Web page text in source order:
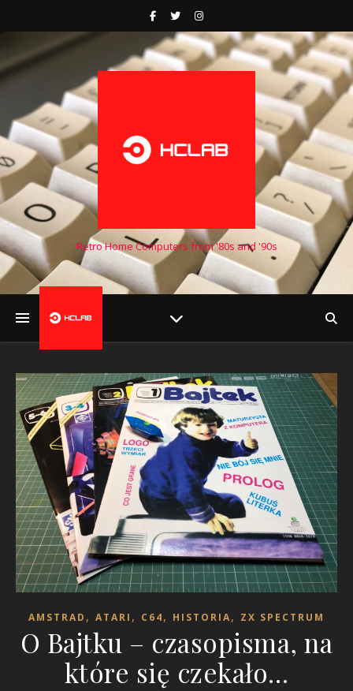
Retro Home Computers from '80s and '90s
AMSTRAD , ATARI , C64, HISTORIA, ZX SPECTRUM
O Bajtku – czasopisma, na
które się czekało…